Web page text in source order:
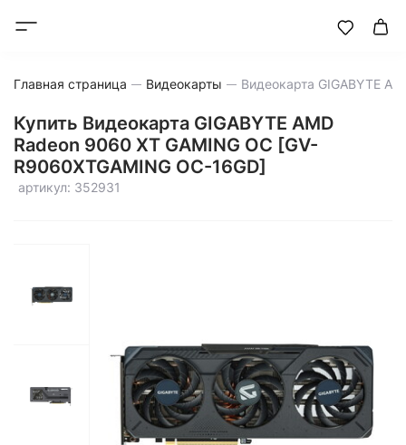
Главная страница Видеокарты
Купить Видеокарта GIGABYTE AMD
Radeon 9060 XT GAMING OC [GV-
R9060XTGAMING OC-16GD]
артикул: 352931